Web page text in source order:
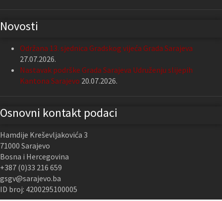
Novosti
Održana 13. sjednica Gradskog vijeća Grada Sarajeva
27.07.2026.
Nastavak podrške Grada Sarajeva Udruženju slijepih
Kantona Sarajevo 20.07.2026.
Osnovni kontakt podaci
Hamdije Kreševljakovića 3
71000 Sarajevo
Bosna i Hercegovina
+387 (0)33 216 659
gsgv@sarajevo.ba
ID broj: 4200295100005